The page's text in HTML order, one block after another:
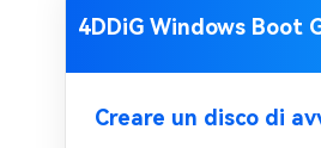
4DDiG Windows Boot
Creare un disco di